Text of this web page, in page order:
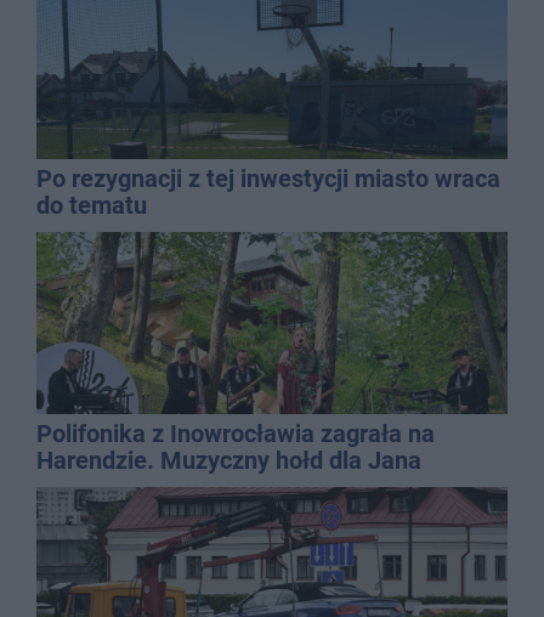
Po rezygnacji z tej inwestycji miasto wraca
do tematu
Polifonika z Inowrocławia zagrała na
Harendzie. Muzyczny hołd dla Jana
Kasprowicza